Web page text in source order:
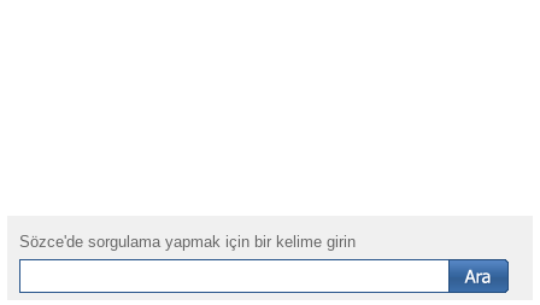
Sözce'de sorgulama yapmak için bir kelime girin